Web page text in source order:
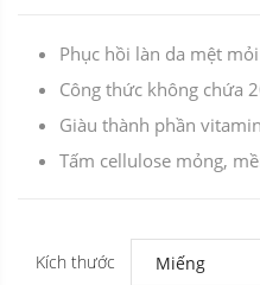
Phục hồi làn da mệt
Công thức không chứa
Giàu thành phần
Tấm cellulose mỏng,
Kích thước